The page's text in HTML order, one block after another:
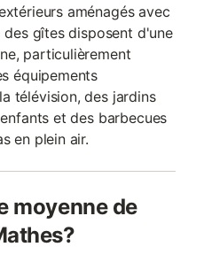
aménagés avec
gîtes disposent d'une
particulièrement
équipements
télévision, des jardins
et des barbecues
en plein air.
moyenne de